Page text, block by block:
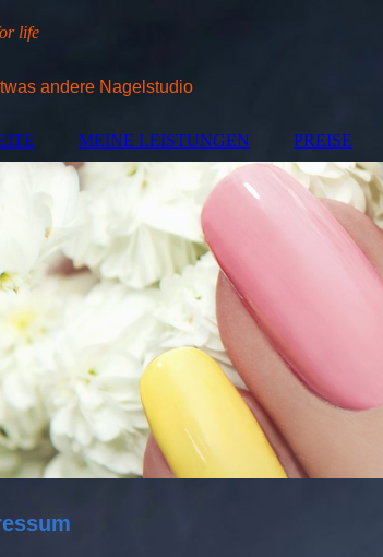
life
andere Nagelstudio
MEINE LEISTUNGEN PREISE